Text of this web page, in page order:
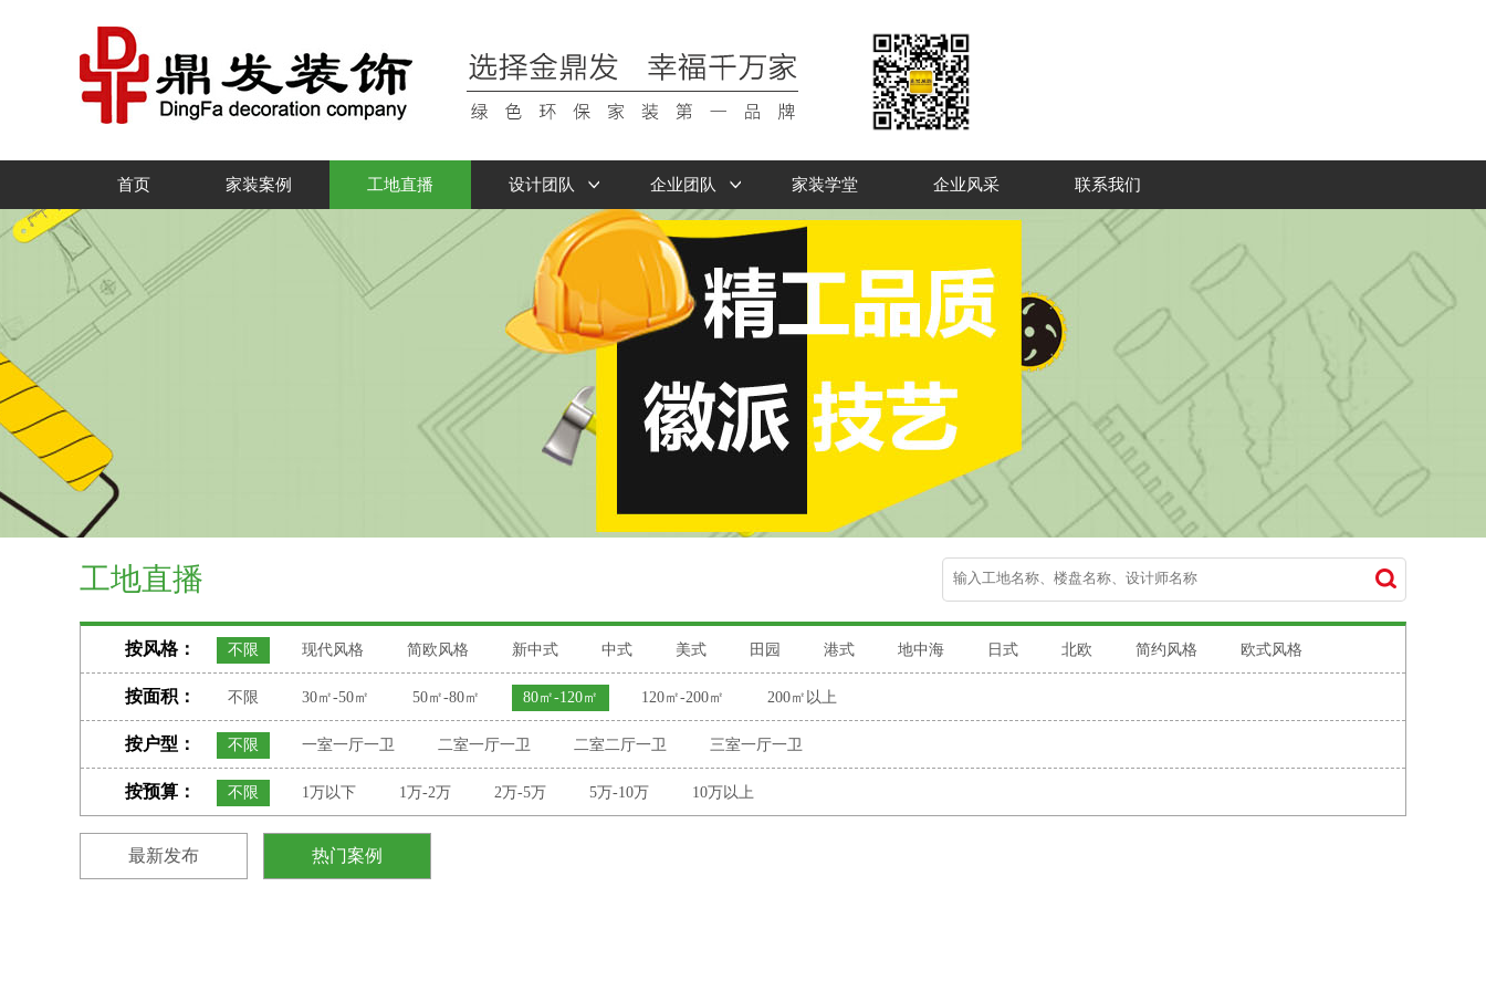
首页 家装案例 工地直播 设计团队 企业团队 家装学堂 企业风采 联系我们
工地直播
按风格： 不限 现代风格 简欧风格 新中式 中式 美式 田园 港式 地中海 日式 北欧 简约风格 欧式风格
按面积： 不限 30㎡-50㎡ 50㎡-80㎡ 80㎡-120㎡ 120㎡-200㎡ 200㎡以上
按户型： 不限 一室一厅一卫 二室一厅一卫 二室二厅一卫 三室一厅一卫
按预算： 不限 1万以下 1万-2万 2万-5万 5万-10万 10万以上
最新发布 热门案例